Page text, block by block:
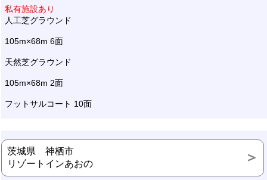
私有施設あり
人工芝グラウンド
105m×68m 6面
天然芝グラウンド
105m×68m 2面
フットサルコート 10面
茨城県 神栖市
リゾートインあおの